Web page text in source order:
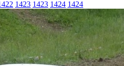
1423 1423 1424 1424